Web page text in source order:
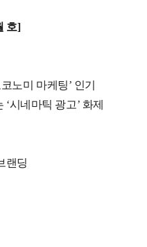
호]
노미 마케팅’ 인기
시네마틱 광고’ 화제
랜딩